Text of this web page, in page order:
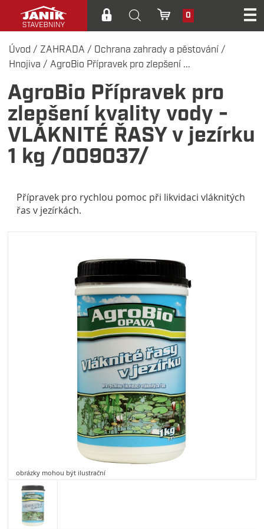
0
Úvod / ZAHRADA / Ochrana zahrady a pěstování /
Hnojiva / AgroBio Přípravek pro zlepšení ...
AgroBio Přípravek pro
zlepšení kvality vody -
VLÁKNITÉ ŘASY v jezírku
1 kg /009037/
Přípravek pro rychlou pomoc při likvidaci vláknitých
řas v jezírkách.
obrázky mohou být ilustrační